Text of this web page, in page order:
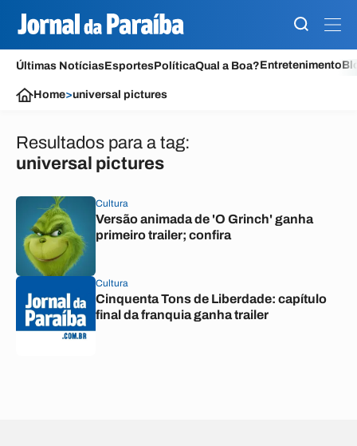
Últimas NotíciasEsportesPolíticaQual a Boa?Entretenimento
Home>universal pictures
Resultados para a tag:
universal pictures
Cultura
Versão animada de 'O Grinch' ganha
primeiro trailer; confira
Cultura
Cinquenta Tons de Liberdade: capítulo
final da franquia ganha trailer